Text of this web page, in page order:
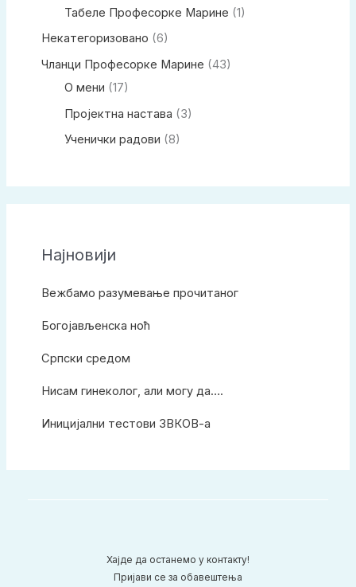
Табеле Професорке Марине (1)
Некатегоризовано (6)
Чланци Професорке Марине (43)
О мени (17)
Пројектна настава (3)
Ученички радови (8)
Најновији
Вежбамо разумевање прочитаног
Богојављенска ноћ
Српски средом
Нисам гинеколог, али могу да….
Иницијални тестови ЗВКОВ-а
Хајде да останемо у контакту!
Пријави се за обавештења